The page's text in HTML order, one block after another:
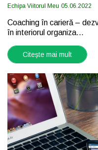
Echipa Viitorul Meu 05.06.2022
Coaching în carieră –
în interiorul organiza...
Citește mai mult